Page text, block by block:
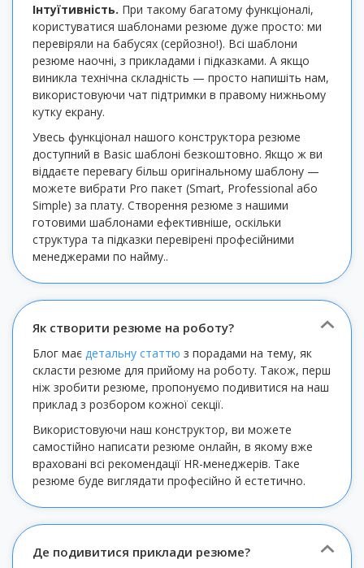
Інтуїтивність. При такому багатому функціоналі,
користуватися шаблонами резюме дуже просто: ми
перевіряли на бабусях (серйозно!). Всі шаблони
резюме наочні, з прикладами і підказками. А якщо
виникла технічна складність — просто напишіть нам,
використовуючи чат підтримки в правому нижньому
кутку екрану.
Увесь функціонал нашого конструктора резюме
доступний в Basic шаблоні безкоштовно. Якщо ж ви
віддаєте перевагу більш оригінальному шаблону —
можете вибрати Pro пакет (Smart, Professional або
Simple) за плату. Створення резюме з нашими
готовими шаблонами ефективніше, оскільки
структура та підказки перевірені професійними
менеджерами по найму..
Як створити резюме на роботу?
Блог має детальну статтю з порадами на тему, як
скласти резюме для прийому на роботу. Також, перш
ніж зробити резюме, пропонуємо подивитися на наш
приклад з розбором кожної секції.
Використовуючи наш конструктор, ви можете
самостійно написати резюме онлайн, в якому вже
враховані всі рекомендації HR-менеджерів. Таке
резюме буде виглядати професійно й естетично.
Де подивитися приклади резюме?